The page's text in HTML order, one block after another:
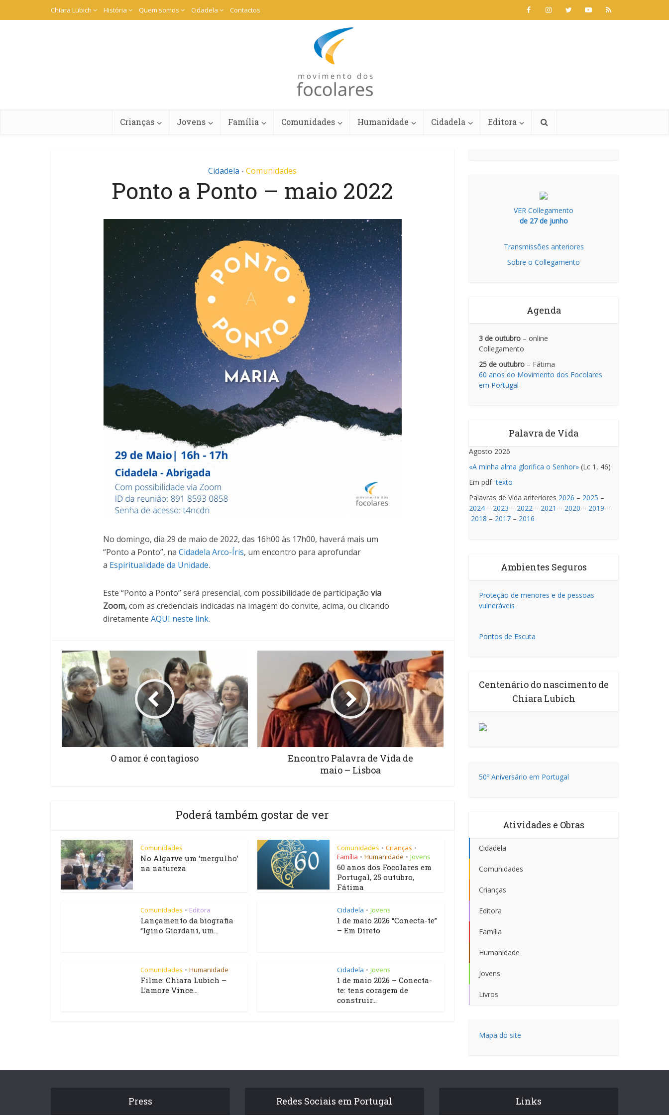
Chiara Lubich História Quem somos Cidadela Contactos
Crianças Jovens Família Comunidades Humanidade Cidadela Editora
Cidadela • Comunidades
Ponto a Ponto – maio 2022
No domingo, dia 29 de maio de 2022, das 16h00 às 17h00, haverá mais um
“Ponto a Ponto”, na Cidadela Arco-Íris, um encontro para aprofundar
a Espiritualidade da Unidade.
Este “Ponto a Ponto” será presencial, com possibilidade de participação via
Zoom,com as credenciais indicadas na imagem do convite, acima, ou clicando
diretamente AQUI neste link.
O amor é contagioso
Encontro Palavra de Vida de
maio – Lisboa
Poderá também gostar de ver
Comunidades
No Algarve um ‘mergulho’
na natureza
Comunidades • Crianças •
Família • Humanidade • Jovens
60 anos dos Focolares em
Portugal, 25 outubro,
Fátima
Comunidades • Editora
Lançamento da biografia
“Igino Giordani, um...
Cidadela • Jovens
1 de maio 2026 “Conecta-te”
– Em Direto
Comunidades • Humanidade
Filme: Chiara Lubich –
L’amore Vince...
Cidadela • Jovens
1 de maio 2026 – Conecta-
te: tens coragem de
construir...
VER Collegamento
de 27 de junho
Transmissões anteriores
Sobre o Collegamento
Agenda
3 de outubro – online
Collegamento
25 de outubro – Fátima
60 anos do Movimento dos Focolares
em Portugal
Palavra de Vida
Agosto 2026
«A minha alma glorifica o Senhor» (Lc 1, 46)
Em pdftexto
Palavras de Vida anteriores 2026 – 2025 –
2024 – 2023 – 2022 – 2021 – 2020 – 2019 –
2018 – 2017 – 2016
Ambientes Seguros
Proteção de menores e de pessoas
vulneráveis
Pontos de Escuta
Centenário do nascimento de
Chiara Lubich
50º Aniversário em Portugal
Atividades e Obras
Cidadela
Comunidades
Crianças
Editora
Família
Humanidade
Jovens
Livros
Mapa do site
Press Redes Sociais em Portugal Links